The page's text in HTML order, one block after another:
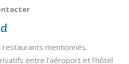
mentionnés.
entre l’aéroport et l’hôtel